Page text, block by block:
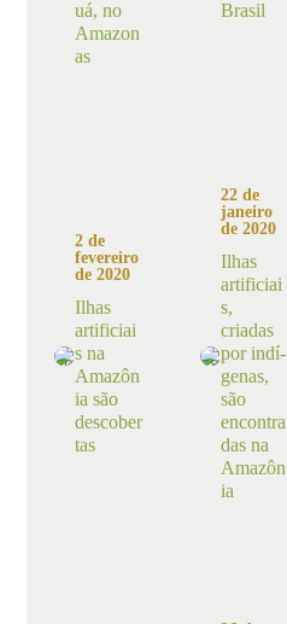
uá, no
Amazon
as
Brasil
2 de
fevereiro
de 2020
Ilhas
artificiai
s na
Amazôn
ia são
descober
tas
22 de
janeiro
de 2020
Ilhas
artificiai
s,
criadas
por indí­
genas,
são
encontra
das na
Amazôn
ia